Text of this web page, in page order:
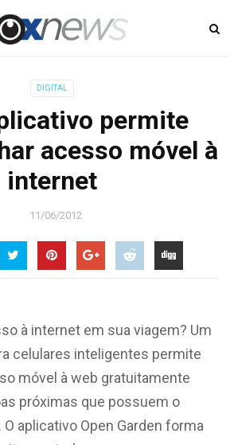
DIGITAL
permite
acesso móvel à
internet
11/06/2012
à internet em sua viagem? Um
celulares inteligentes permite
móvel à web gratuitamente
próximas que possuem o
aplicativo Open Garden forma